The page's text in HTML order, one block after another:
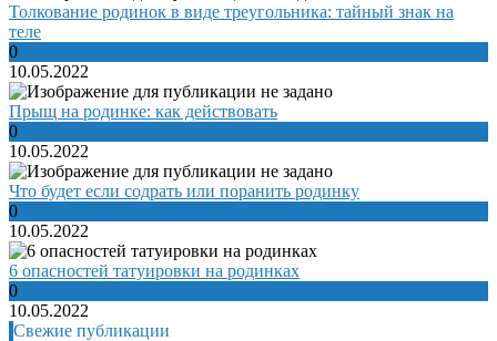
Толкование родинок в виде треугольника: тайный знак на
теле
0
10.05.2022
Прыщ на родинке: как действовать
0
10.05.2022
Что будет если содрать или поранить родинку
0
10.05.2022
6 опасностей татуировки на родинках
0
10.05.2022
Свежие публикации